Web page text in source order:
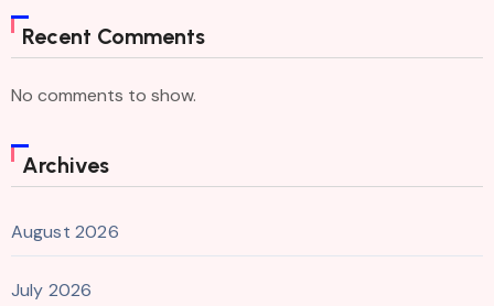
Recent Comments
No comments to show.
Archives
August 2026
July 2026